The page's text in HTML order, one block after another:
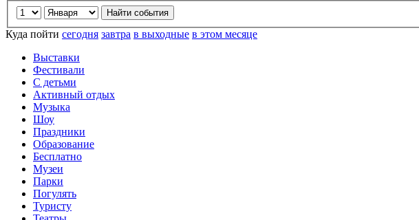
Куда пойти сегодня завтра в выходные в этом месяце
Выставки
Фестивали
С детьми
Активный отдых
Музыка
Шоу
Праздники
Образование
Бесплатно
Музеи
Парки
Погулять
Туристу